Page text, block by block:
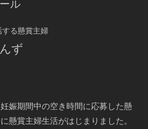
ル
する懸賞主婦
ず
娠期間中の空き時間に応募した懸
懸賞主婦生活がはじまりました。